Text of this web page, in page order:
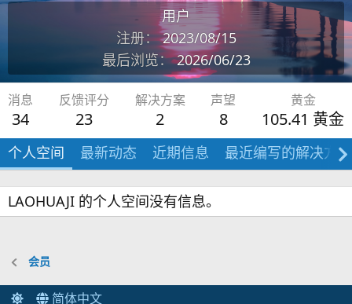
用户
注册
2023/08/15
最后浏览
2026/06/23
消息
34
反馈评分
23
解决方案
2
声望
8
黄金
105.41 黄金
个人空间 最新动态 近期信息 最近编写的解决方案
LAOHUAJI 的个人空间没有信息。
会员
简体中文